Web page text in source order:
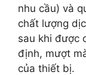
nhu cầu) và
chất lượng
sau khi được
định, mượt
của thiết bị.